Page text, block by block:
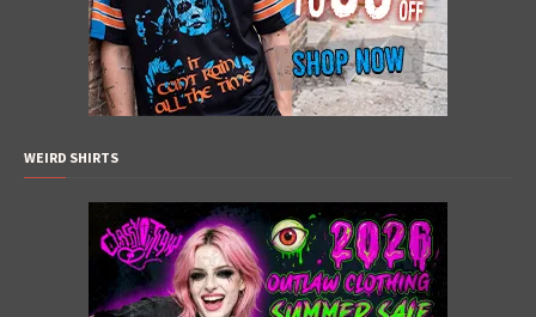
WEIRD SHIRTS